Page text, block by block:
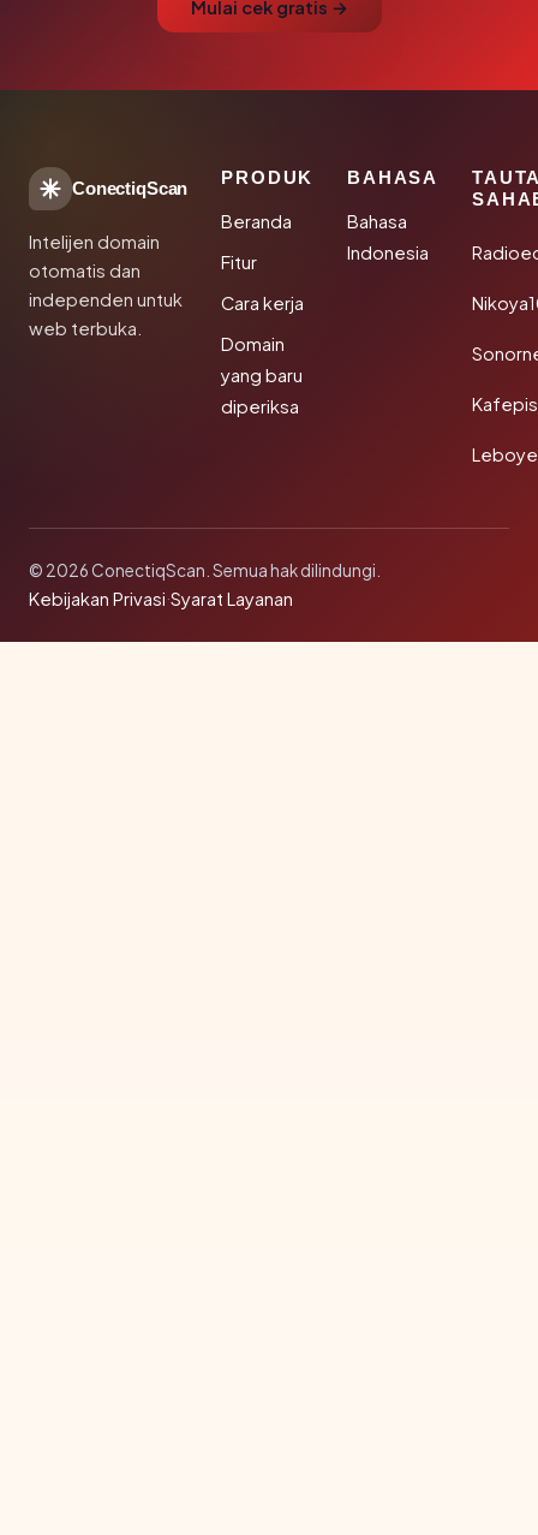
Mulai cek gratis →
ConectiqScan
Intelijen domain
otomatis dan
independen untuk
web terbuka.
PRODUK
Beranda
Fitur
Cara kerja
Domain
yang baru
diperiksa
BAHASA
Bahasa
Indonesia
© 2026 ConectiqScan. Semua hak dilindungi.
Kebijakan Privasi·Syarat Layanan